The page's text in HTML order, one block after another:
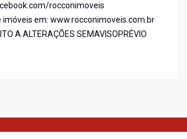
rocconimoveis
imóveis em: www.rocconimoveis.com.br
A ALTERAÇÕES SEMAVISOPRÉVIO